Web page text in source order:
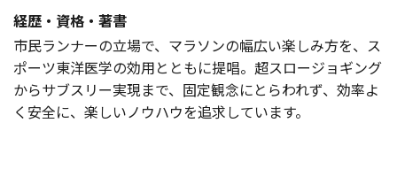
経歴・資格・著書
市民ランナーの立場で、マラソンの幅広い楽しみ方を、ス
ポーツ東洋医学の効用とともに提唱。超スロージョギング
からサブスリー実現まで、固定観念にとらわれず、効率よ
く安全に、楽しいノウハウを追求しています。